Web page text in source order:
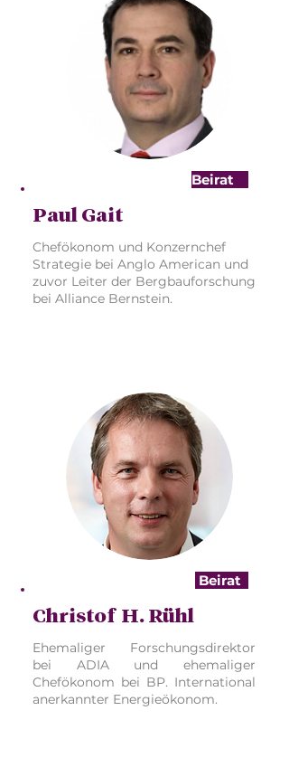
Paul Gait
Chefökonom und Konzernchef
Strategie bei Anglo American und
zuvor Leiter der Bergbauforschung
bei Alliance Bernstein.
Beirat
Christof H. Rühl
Ehemaliger Forschungsdirektor
bei ADIA und ehemaliger
Chefökonom bei BP. International
anerkannter Energieökonom.
Beirat